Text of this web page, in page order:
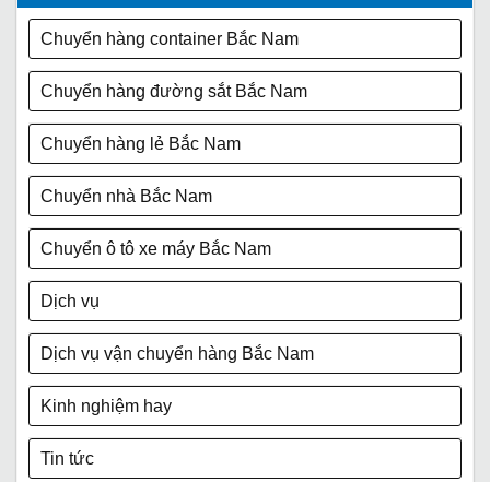
Chuyển hàng container Bắc Nam
Chuyển hàng đường sắt Bắc Nam
Chuyển hàng lẻ Bắc Nam
Chuyển nhà Bắc Nam
Chuyển ô tô xe máy Bắc Nam
Dịch vụ
Dịch vụ vận chuyển hàng Bắc Nam
Kinh nghiệm hay
Tin tức